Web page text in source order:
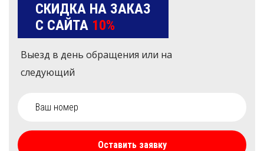
СКИДКА НА ЗАКАЗ
С САЙТА 10%
Выезд в день обращения или на
следующий
Оставить заявку